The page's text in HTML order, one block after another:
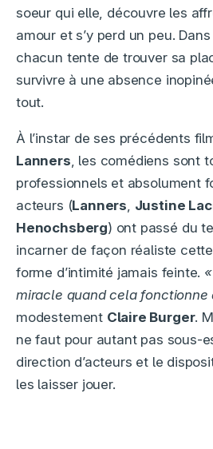
soeur qui elle, découvre les
amour et s’y perd un peu.
chacun tente de trouver sa
survivre à une absence
tout.
À l’instar de ses précédents
Lanners, les comédiens sont
professionnels et absolument
acteurs (Lanners, Justine
Henochsberg) ont passé du
incarner de façon réaliste
forme d’intimité jamais feinte.
miracle quand cela fonctionne
modestement Claire Burger.
ne faut pour autant pas sous-
direction d’acteurs et le
les laisser jouer.